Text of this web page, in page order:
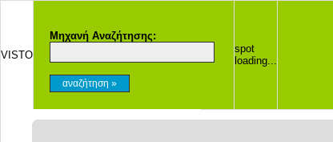
VISTO
Μηχανή Αναζήτησης:
spot
loading...